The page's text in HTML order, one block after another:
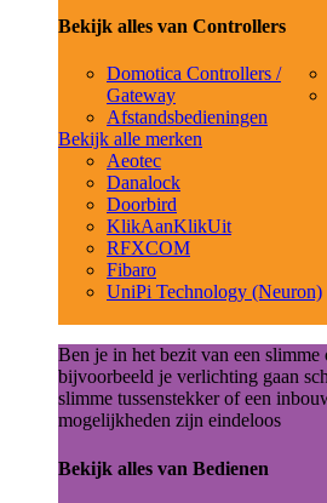
Bekijk alles van Controllers
Domotica Controllers /
Gateway
Afstandsbedieningen
Bekijk alle merken
Aeotec
Danalock
Doorbird
KlikAanKlikUit
RFXCOM
Fibaro
UniPi Technology (Neuron)
Ben je in het bezit van een
bijvoorbeeld je verlichting gaan
slimme tussenstekker of een
mogelijkheden zijn eindeloos
Bekijk alles van Bedienen